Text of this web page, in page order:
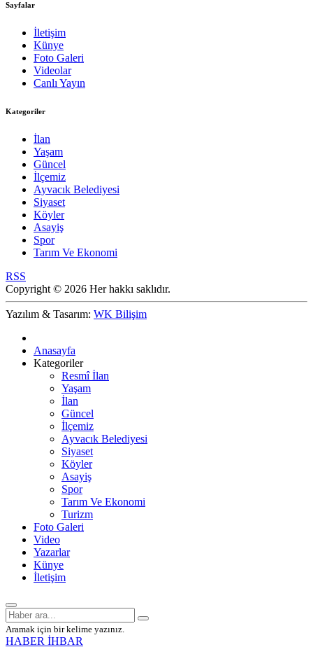
Sayfalar
İletişim
Künye
Foto Galeri
Videolar
Canlı Yayın
Kategoriler
İlan
Yaşam
Güncel
İlçemiz
Ayvacık Belediyesi
Siyaset
Köyler
Asayiş
Spor
Tarım Ve Ekonomi
RSS
Copyright © 2026 Her hakkı saklıdır.
Yazılım & Tasarım: WK Bilişim
Anasayfa
Kategoriler
Resmî İlan
Yaşam
İlan
Güncel
İlçemiz
Ayvacık Belediyesi
Siyaset
Köyler
Asayiş
Spor
Tarım Ve Ekonomi
Turizm
Foto Galeri
Video
Yazarlar
Künye
İletişim
Aramak için bir kelime yazınız.
HABER İHBAR